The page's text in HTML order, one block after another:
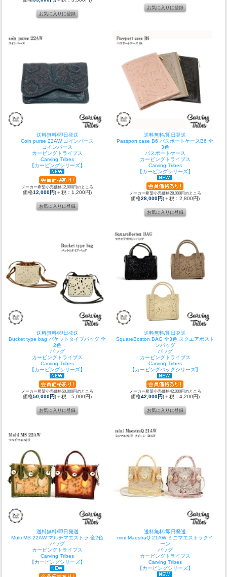
送料無料/即日発送
Coin purse 22AW コインパース
コインパース
カービングトライブス
Carving Tribes
【カービングシリーズ】
メーカー希望小売価格12,000円のところ
価格12,000円(＋税：1,200円)
送料無料/即日発送
Passport case B6 パスポートケースB6 全
3色
パスポートケース
カービングトライブス
Carving Tribes
【カービングシリーズ】
メーカー希望小売価格28,000円のところ
価格28,000円(＋税：2,800円)
送料無料/即日発送
Bucket type bag バケットタイプバッグ 全
2色
バッグ
カービングトライブス
Carving Tribes
【カービングシリーズ】
メーカー希望小売価格50,000円のところ
価格50,000円(＋税：5,000円)
送料無料/即日発送
SquareBoston BAG 全3色 スクエアボスト
ンバッグ
バッグ
カービングトライブス
Carving Tribes
【カービングバッグシリーズ】
メーカー希望小売価格42,000円のところ
価格42,000円(＋税：4,200円)
送料無料/即日発送
Multi MS 22AW マルチマエストラ 全2色
バッグ
カービングトライブス
Carving Tribes
【カービングシリーズ】
送料無料/即日発送
mini MaestraQ 21AW ミニマエストラクイ
ーン
バッグ
カービングトライブス
Carving Tribes
【カービングシリーズ】